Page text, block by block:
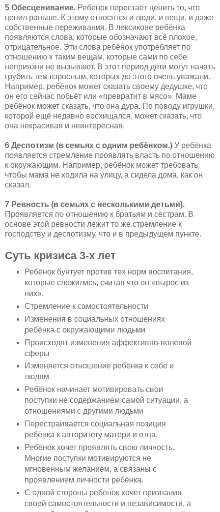
5 Обесценивание. Ребёнок перестаёт ценить то, что
ценил раньше. К этому относятся и люди, и вещи, и даже
собственные переживания. В лексиконе ребёнка
появляются слова, которые обозначают всё плохое,
отрицательное. Эти слова ребёнок употребляет по
отношению к таким вещам, которые сами по себе
неприязни не вызывают. В этот период дети могут начать
грубить тем взрослым, которых до этого очень уважали.
Например, ребёнок может сказать своему дедушке, что
он его сейчас побьёт или «превратит в мясо». Маме
ребёнок может сказать, что она дура. По поводу игрушки,
которой ещё недавно восхищался, может сказать, что
она некрасивая и неинтересная.
6 Деспотизм (в семьях с одним ребёнком.) У ребёнка
появляется стремление проявлять власть по отношению
к окружающим. Например, ребёнок может требовать,
чтобы мама не ходила на улицу, а сидела дома, как он
сказал.
7 Ревность (в семьях с несколькими детьми).
Проявляется по отношению к братьям и сёстрам. В
основе этой ревности лежит то же стремление к
господству и деспотизму, что и в предыдущем пункте.
Суть кризиса 3-х лет
Ребёнок бунтует против тех норм воспитания,
которые сложились, считая что он «вырос из
них».
Стремление к самостоятельности
Изменения в социальных отношениях
ребёнка с окружающими людьми
Происходят изменения аффективно-волевой
сферы
Изменяется отношение ребёнка к себе и
людям
Ребёнок начинает мотивировать свои
поступки не содержанием самой ситуации, а
отношениями с другими людьми
Перестраивается социальная позиция
ребёнка к авторитету матери и отца.
Ребёнок хочет проявлять свою личность.
Многие поступки мотивируются не
мгновенным желанием, а связаны с
проявлением личности ребёнка.
С одной стороны ребёнок хочет признания
своей самостоятельности и независимости, а